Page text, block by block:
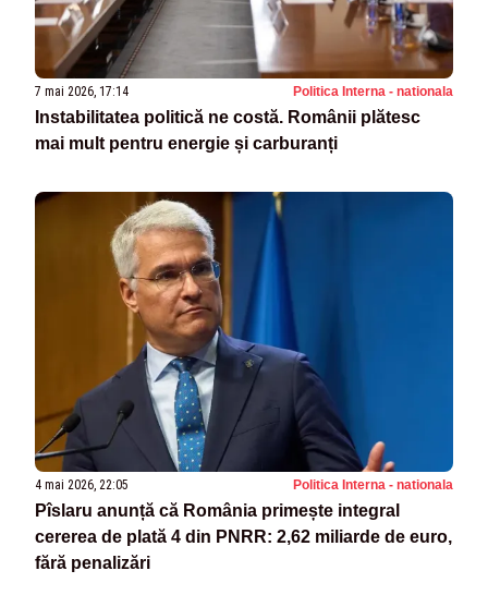
7 mai 2026, 17:14 Politica Interna - nationala
Instabilitatea politică ne costă. Românii plătesc
mai mult pentru energie și carburanți
4 mai 2026, 22:05 Politica Interna - nationala
Pîslaru anunță că România primește integral
cererea de plată 4 din PNRR: 2,62 miliarde de euro,
fără penalizări